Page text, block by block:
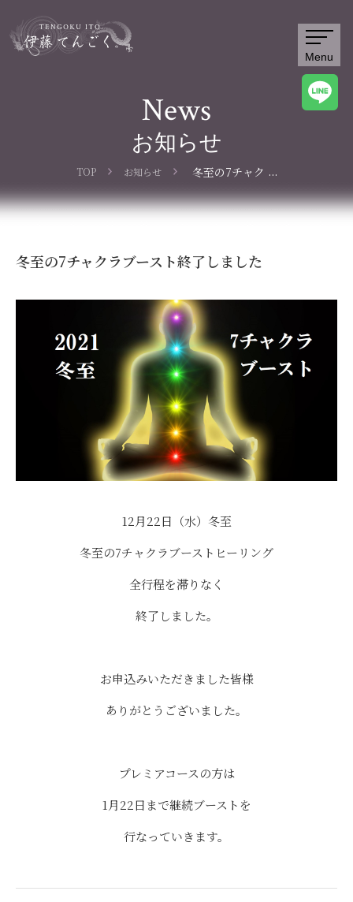
Menu
News
お知らせ
TOP お知らせ
冬至の7チャク
しました
...
冬至の7チャクラブースト終了しました
12月22日（水）冬至
冬至の7チャクラブーストヒーリング
全行程を滞りなく
終了しました。
お申込みいただきました皆様
ありがとうございました。
プレミアコースの方は
1月22日まで継続ブーストを
行なっていきます。